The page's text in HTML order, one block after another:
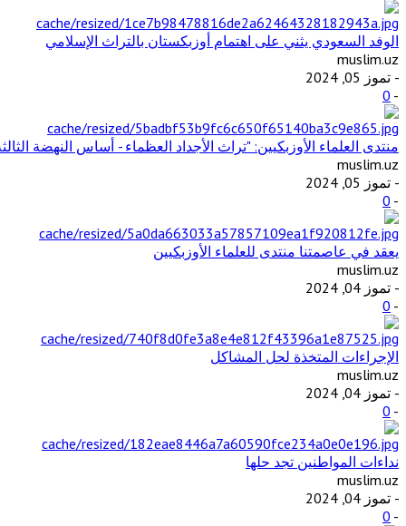
الوفد السعودي يثني على اهتمام أوزبكستان بالتراث الإسلامي
muslim.uz
- تموز 05, 2024
-
0
منتدى العلماء الأوزبكيين: "تراث الأجداد العظماء - أساس النهضة
muslim.uz
- تموز 05, 2024
-
0
يعقد في عاصمتنا منتدى للعلماء الأوزبكيين
muslim.uz
- تموز 04, 2024
-
0
الإجراءات المتخذة لحل المشاكل
muslim.uz
- تموز 04, 2024
-
0
نداءات المواطنين تجد حلها
muslim.uz
- تموز 04, 2024
-
0